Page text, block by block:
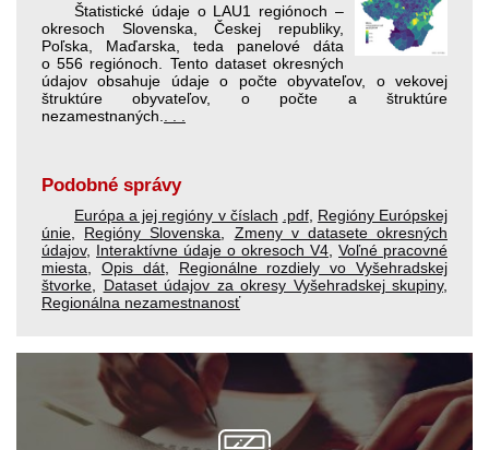
Štatistické údaje o LAU1 regiónoch –
okresoch Slovenska, Českej republiky,
Poľska, Maďarska, teda panelové dáta
o 556 regiónoch. Tento dataset okresných
údajov obsahuje údaje o počte obyvateľov, o vekovej
štruktúre obyvateľov, o počte a štruktúre
nezamestnaných.
Podobné správy
Európa a jej regióny v číslach .pdf, Regióny Európskej
únie
Regióny Slovenska
Zmeny v datasete okresných
údajov, Interaktívne údaje o okresoch V4 Voľné pracovné
miesta
Opis dát, Regionálne rozdiely vo Vyšehradskej
štvorke
Dataset údajov za okresy Vyšehradskej skupiny,
Regionálna nezamestnanosť